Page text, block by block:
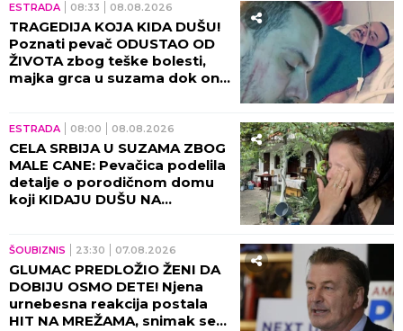
ESTRADA 08:33 08.08.2026
TRAGEDIJA KOJA KIDA DUŠU!
Poznati pevač ODUSTAO OD
ŽIVOTA zbog teške bolesti,
majka grca u suzama dok on
ESTRADA 08:00 08.08.2026
CELA SRBIJA U SUZAMA ZBOG
MALE CANE: Pevačica podelila
detalje o porodičnom domu
koji KIDAJU DUŠU NA
ŠOUBIZNIS 23:30 07.08.2026
GLUMAC PREDLOŽIO ŽENI DA
DOBIJU OSMO DETE! Njena
urnebesna reakcija postala
HIT NA MREŽAMA, snimak se